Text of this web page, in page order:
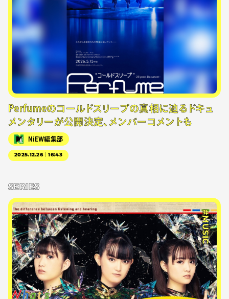
Perfumeのコールドスリープの真相に迫るドキュ
メンタリーが公開決定、メンバーコメントも
NiEW編集部
2025.12.26｜16:43
SERIES
#MUSIC